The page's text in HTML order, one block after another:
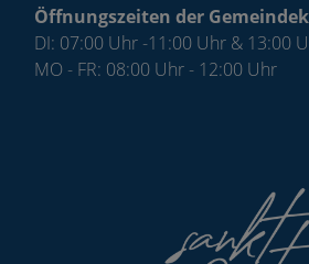
Öffnungszeiten der
DI: 07:00 Uhr -11:00 Uhr & 13:00
MO - FR: 08:00 Uhr - 12:00 Uhr